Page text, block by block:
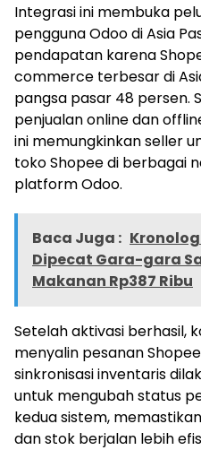
Integrasi ini membuka
pengguna Odoo di Asia
pendapatan karena
commerce terbesar di
pangsa pasar 48 persen.
penjualan online dan
ini memungkinkan seller
toko Shopee di berbagai
platform Odoo.
Baca Juga :
Dipecat Gara-gara
Makanan Rp387 Ribu
Setelah aktivasi berhasil,
menyalin pesanan
sinkronisasi inventaris
untuk mengubah status
kedua sistem,
dan stok berjalan lebih